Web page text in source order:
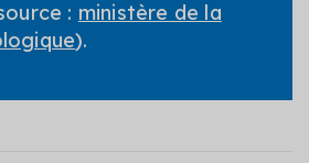
: ministère de la
).